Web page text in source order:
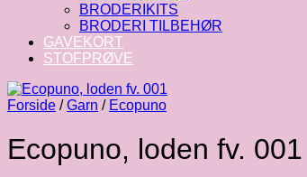
BRODERIKITS
BRODERI TILBEHØR
GAVEKORT
STOFPRØVE
Forside / Garn / Ecopuno
Ecopuno, loden fv. 001